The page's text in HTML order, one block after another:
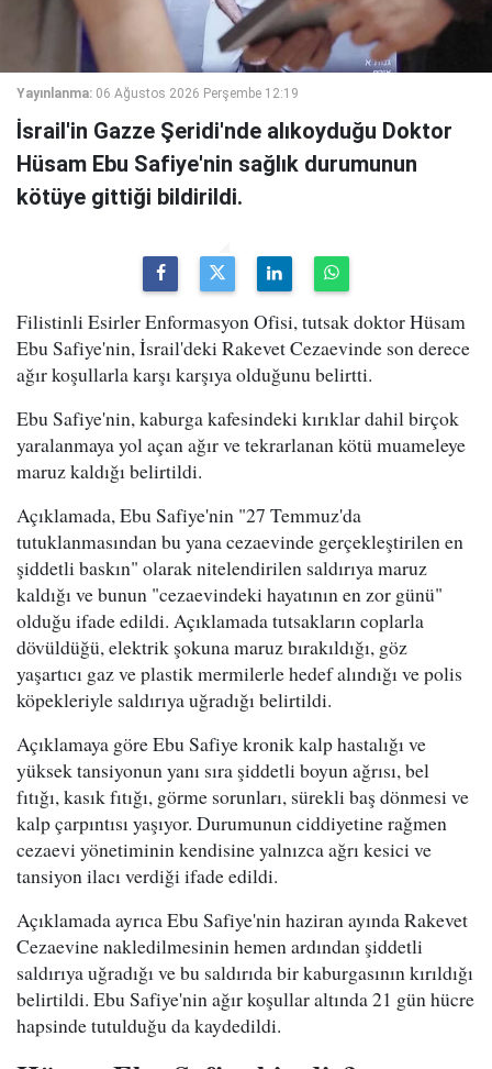
Yayınlanma: 06 Ağustos 2026 Perşembe 12:19
İsrail'in Gazze Şeridi'nde alıkoyduğu Doktor
Hüsam Ebu Safiye'nin sağlık durumunun
kötüye gittiği bildirildi.
Filistinli Esirler Enformasyon Ofisi, tutsak doktor Hüsam
Ebu Safiye'nin, İsrail'deki Rakevet Cezaevinde son derece
ağır koşullarla karşı karşıya olduğunu belirtti.
Ebu Safiye'nin, kaburga kafesindeki kırıklar dahil birçok
yaralanmaya yol açan ağır ve tekrarlanan kötü muameleye
maruz kaldığı belirtildi.
Açıklamada, Ebu Safiye'nin "27 Temmuz'da
tutuklanmasından bu yana cezaevinde gerçekleştirilen en
şiddetli baskın" olarak nitelendirilen saldırıya maruz
kaldığı ve bunun "cezaevindeki hayatının en zor günü"
olduğu ifade edildi. Açıklamada tutsakların coplarla
dövüldüğü, elektrik şokuna maruz bırakıldığı, göz
yaşartıcı gaz ve plastik mermilerle hedef alındığı ve polis
köpekleriyle saldırıya uğradığı belirtildi.
Açıklamaya göre Ebu Safiye kronik kalp hastalığı ve
yüksek tansiyonun yanı sıra şiddetli boyun ağrısı, bel
fıtığı, kasık fıtığı, görme sorunları, sürekli baş dönmesi ve
kalp çarpıntısı yaşıyor. Durumunun ciddiyetine rağmen
cezaevi yönetiminin kendisine yalnızca ağrı kesici ve
tansiyon ilacı verdiği ifade edildi.
Açıklamada ayrıca Ebu Safiye'nin haziran ayında Rakevet
Cezaevine nakledilmesinin hemen ardından şiddetli
saldırıya uğradığı ve bu saldırıda bir kaburgasının kırıldığı
belirtildi. Ebu Safiye'nin ağır koşullar altında 21 gün hücre
hapsinde tutulduğu da kaydedildi.